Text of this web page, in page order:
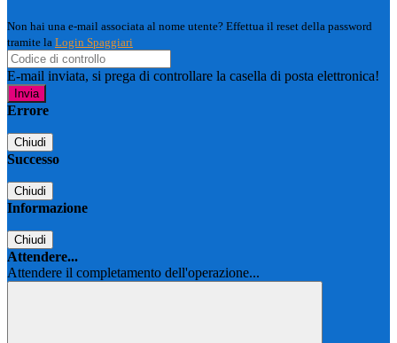
Non hai una e-mail associata al nome utente? Effettua il reset della password
tramite la Login Spaggiari
E-mail inviata, si prega di controllare la casella di posta elettronica!
Errore
Chiudi
Successo
Chiudi
Informazione
Chiudi
Attendere...
Attendere il completamento dell'operazione...